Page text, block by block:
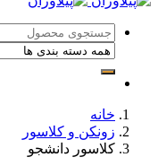
خانه
زونکن و کلاسور
کلاسور دانشجو